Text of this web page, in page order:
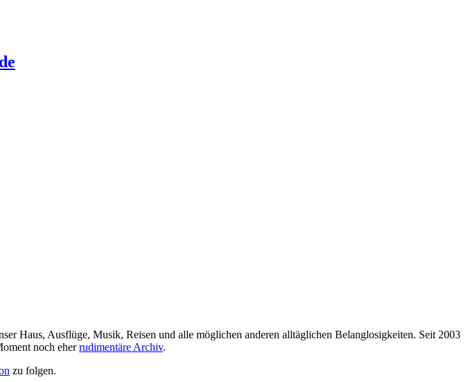
Haus, Ausflüge, Musik, Reisen und alle möglichen anderen alltäglichen Belanglosigkeiten. Seit 2003
noch eherrudimentäre Archiv.
zu folgen.